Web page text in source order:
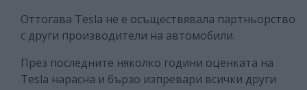
Оттогава Tesla не е осъществявала партньорство
с други производители на автомобили.
През последните няколко години оценката на
Tesla нарасна и бързо изпревари всички други